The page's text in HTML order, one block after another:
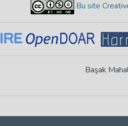
Bu site
Başak